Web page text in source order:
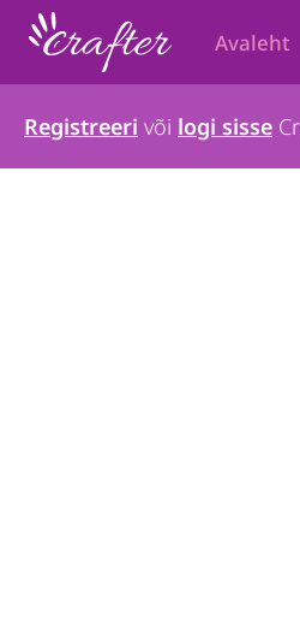
Avaleht
Registreeri või logi sisse